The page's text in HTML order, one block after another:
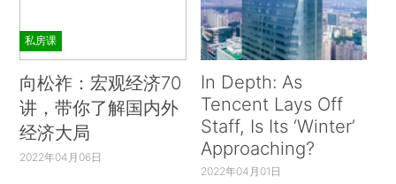
私房课
向松祚：宏观经济70
讲，带你了解国内外
经济大局
2022年04月06日
In Depth: As
Tencent Lays Off
Staff, Is Its ‘Winter’
Approaching?
2022年04月01日